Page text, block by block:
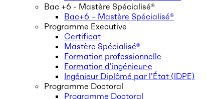
Bac +6 - Mastère Spécialisé®
Bac+6 – Mastère Spécialisé®
Programme Executive
Certificat
Mastère Spécialisé®
Formation professionnelle
Formation d’ingénieur·e
Ingénieur Diplômé par l’État (IDPE)
Programme Doctoral
Programme Doctoral